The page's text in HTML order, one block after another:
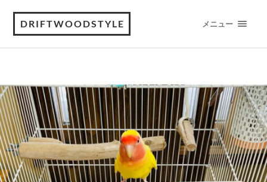
DRIFTWOODSTYLE メニュー